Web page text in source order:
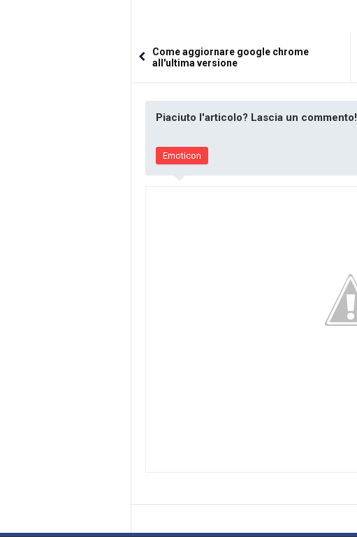
Come aggiornare google chrome
all'ultima versione
Piaciuto l'articolo? Lascia un commento!
Emoticon